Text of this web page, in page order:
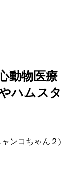
動物医療
ハムスタ
ンコちゃん２)